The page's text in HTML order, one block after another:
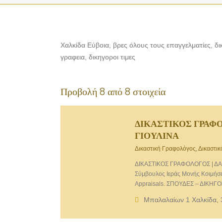
Χαλκίδα Εύβοια, βρες όλους τους επαγγελματίες,
γραφεια, δικηγοροι τιμες
Προβολή 8 από 8 στοιχεία
ΔΙΚΑΣΤΙΚΟΣ
ΓΙΟΥΛΙΝΑ
Δικαστική Γραφολόγος,
ΔΙΚΑΣΤΙΚΟΣ ΓΡΑΦΟΛΟΓΟΣ |
Σύμβουλος Ιεράς Μονής
Appraisals. ΣΠΟΥΔΕΣ –
(Εθνικού & Καποδιστριακού
Μπαλαλαίων 1